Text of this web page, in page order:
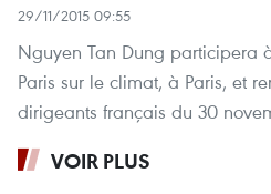
29/11/2015 09:55
Nguyen Tan Dung participera
Paris sur le climat, à Paris, et
dirigeants français du 30
VOIR PLUS